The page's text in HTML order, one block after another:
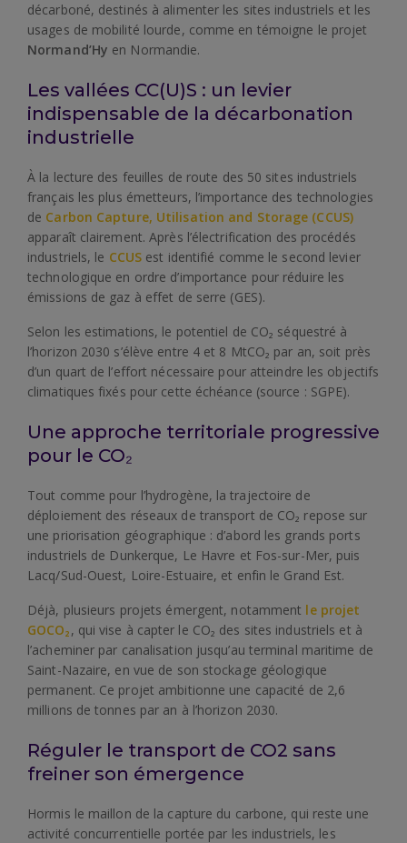
décarboné, destinés à alimenter les sites industriels et les
usages de mobilité lourde, comme en témoigne le projet
Normand’Hy en Normandie.
Les vallées CC(U)S : un levier
indispensable de la décarbonation
industrielle
À la lecture des feuilles de route des 50 sites industriels
français les plus émetteurs, l’importance des technologies
de Carbon Capture, Utilisation and Storage (CCUS)
apparaît clairement. Après l’électrification des procédés
industriels, le CCUS est identifié comme le second levier
technologique en ordre d’importance pour réduire les
émissions de gaz à effet de serre (GES).
Selon les estimations, le potentiel de CO₂ séquestré à
l’horizon 2030 s’élève entre 4 et 8 MtCO₂ par an, soit près
d’un quart de l’effort nécessaire pour atteindre les objectifs
climatiques fixés pour cette échéance (source : SGPE).
Une approche territoriale progressive
pour le CO₂
Tout comme pour l’hydrogène, la trajectoire de
déploiement des réseaux de transport de CO₂ repose sur
une priorisation géographique : d’abord les grands ports
industriels de Dunkerque, Le Havre et Fos-sur-Mer, puis
Lacq/Sud-Ouest, Loire-Estuaire, et enfin le Grand Est.
Déjà, plusieurs projets émergent, notamment le projet
GOCO₂, qui vise à capter le CO₂ des sites industriels et à
l’acheminer par canalisation jusqu’au terminal maritime de
Saint-Nazaire, en vue de son stockage géologique
permanent. Ce projet ambitionne une capacité de 2,6
millions de tonnes par an à l’horizon 2030.
Réguler le transport de CO2 sans
freiner son émergence
Hormis le maillon de la capture du carbone, qui reste une
activité concurrentielle portée par les industriels, les